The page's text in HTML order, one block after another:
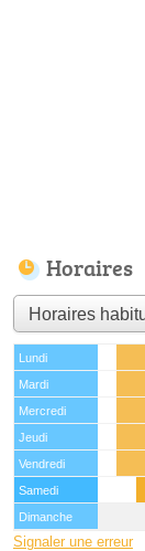
Horaires
Lundi
Mardi
Mercredi
Jeudi
Vendredi
Samedi
Dimanche
Signaler une erreur